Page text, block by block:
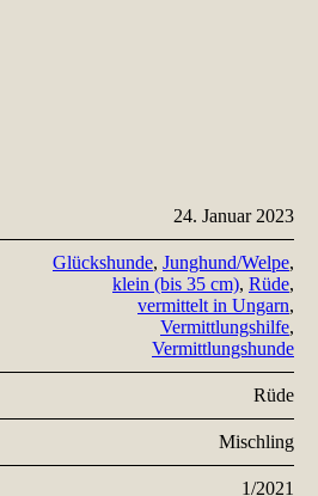
24. Januar 2023
Glückshunde, Junghund/Welpe,
klein (bis 35 cm), Rüde,
vermittelt in Ungarn,
Vermittlungshilfe,
Vermittlungshunde
Rüde
Mischling
1/2021